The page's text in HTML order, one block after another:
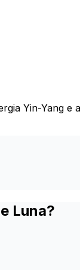
Yin-Yang e
Luna?